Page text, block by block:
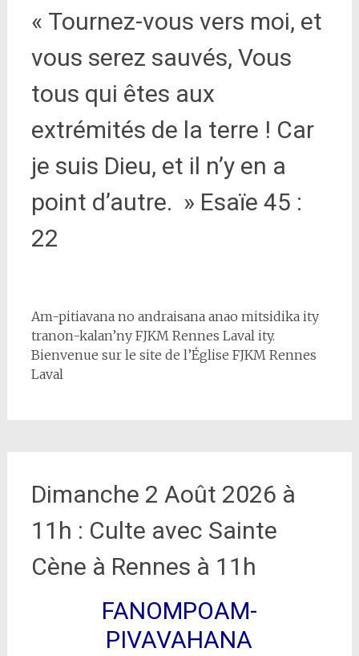
« Tournez-vous vers moi, et
vous serez sauvés, Vous
tous qui êtes aux
extrémités de la terre ! Car
je suis Dieu, et il n’y en a
point d’autre. » Esaïe 45 :
22
Am-pitiavana no andraisana anao mitsidika ity
tranon-kalan’ny FJKM Rennes Laval ity.
Bienvenue sur le site de l’Église FJKM Rennes
Laval
Dimanche 2 Août 2026 à
11h : Culte avec Sainte
Cène à Rennes à 11h
FANOMPOAM-
PIVAVAHANA